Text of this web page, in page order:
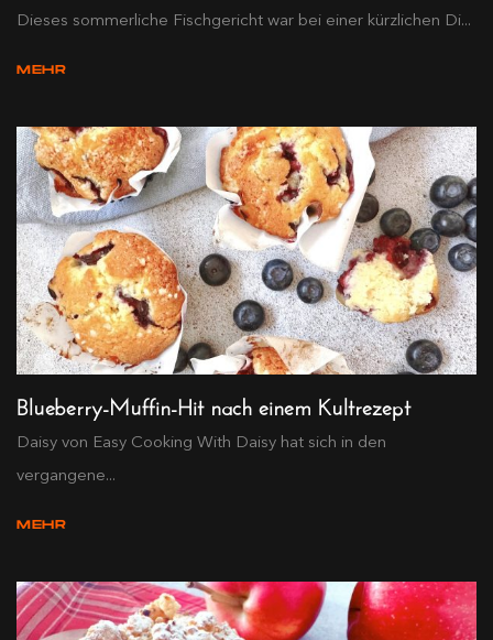
Dieses sommerliche Fischgericht war bei einer kürzlichen Di...
MEHR
Blueberry-Muffin-Hit nach einem Kultrezept
Daisy von Easy Cooking With Daisy hat sich in den
vergangene...
MEHR